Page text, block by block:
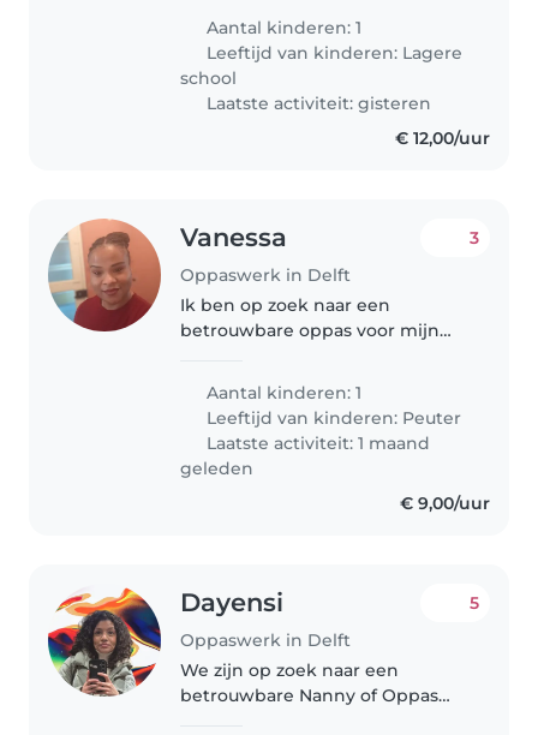
to pick up my daughter from
school to home (it's 7 minutes
via bicycle or 5 minutes by car)..
Aantal kinderen: 1
Leeftijd van kinderen: Lagere
school
Laatste activiteit: gisteren
€ 12,00/uur
Vanessa
Oppaswerk in Delft
3
Ik ben op zoek naar een
betrouwbare oppas voor mijn
peuter. Mijn kleine is heel
spraakzaam en houdt van
nieuwe uitdagingen. We hopen
iemand te vinden die..
Aantal kinderen: 1
Leeftijd van kinderen: Peuter
Laatste activiteit: 1 maand
geleden
€ 9,00/uur
Dayensi
Oppaswerk in Delft
5
We zijn op zoek naar een
betrouwbare Nanny of Oppas